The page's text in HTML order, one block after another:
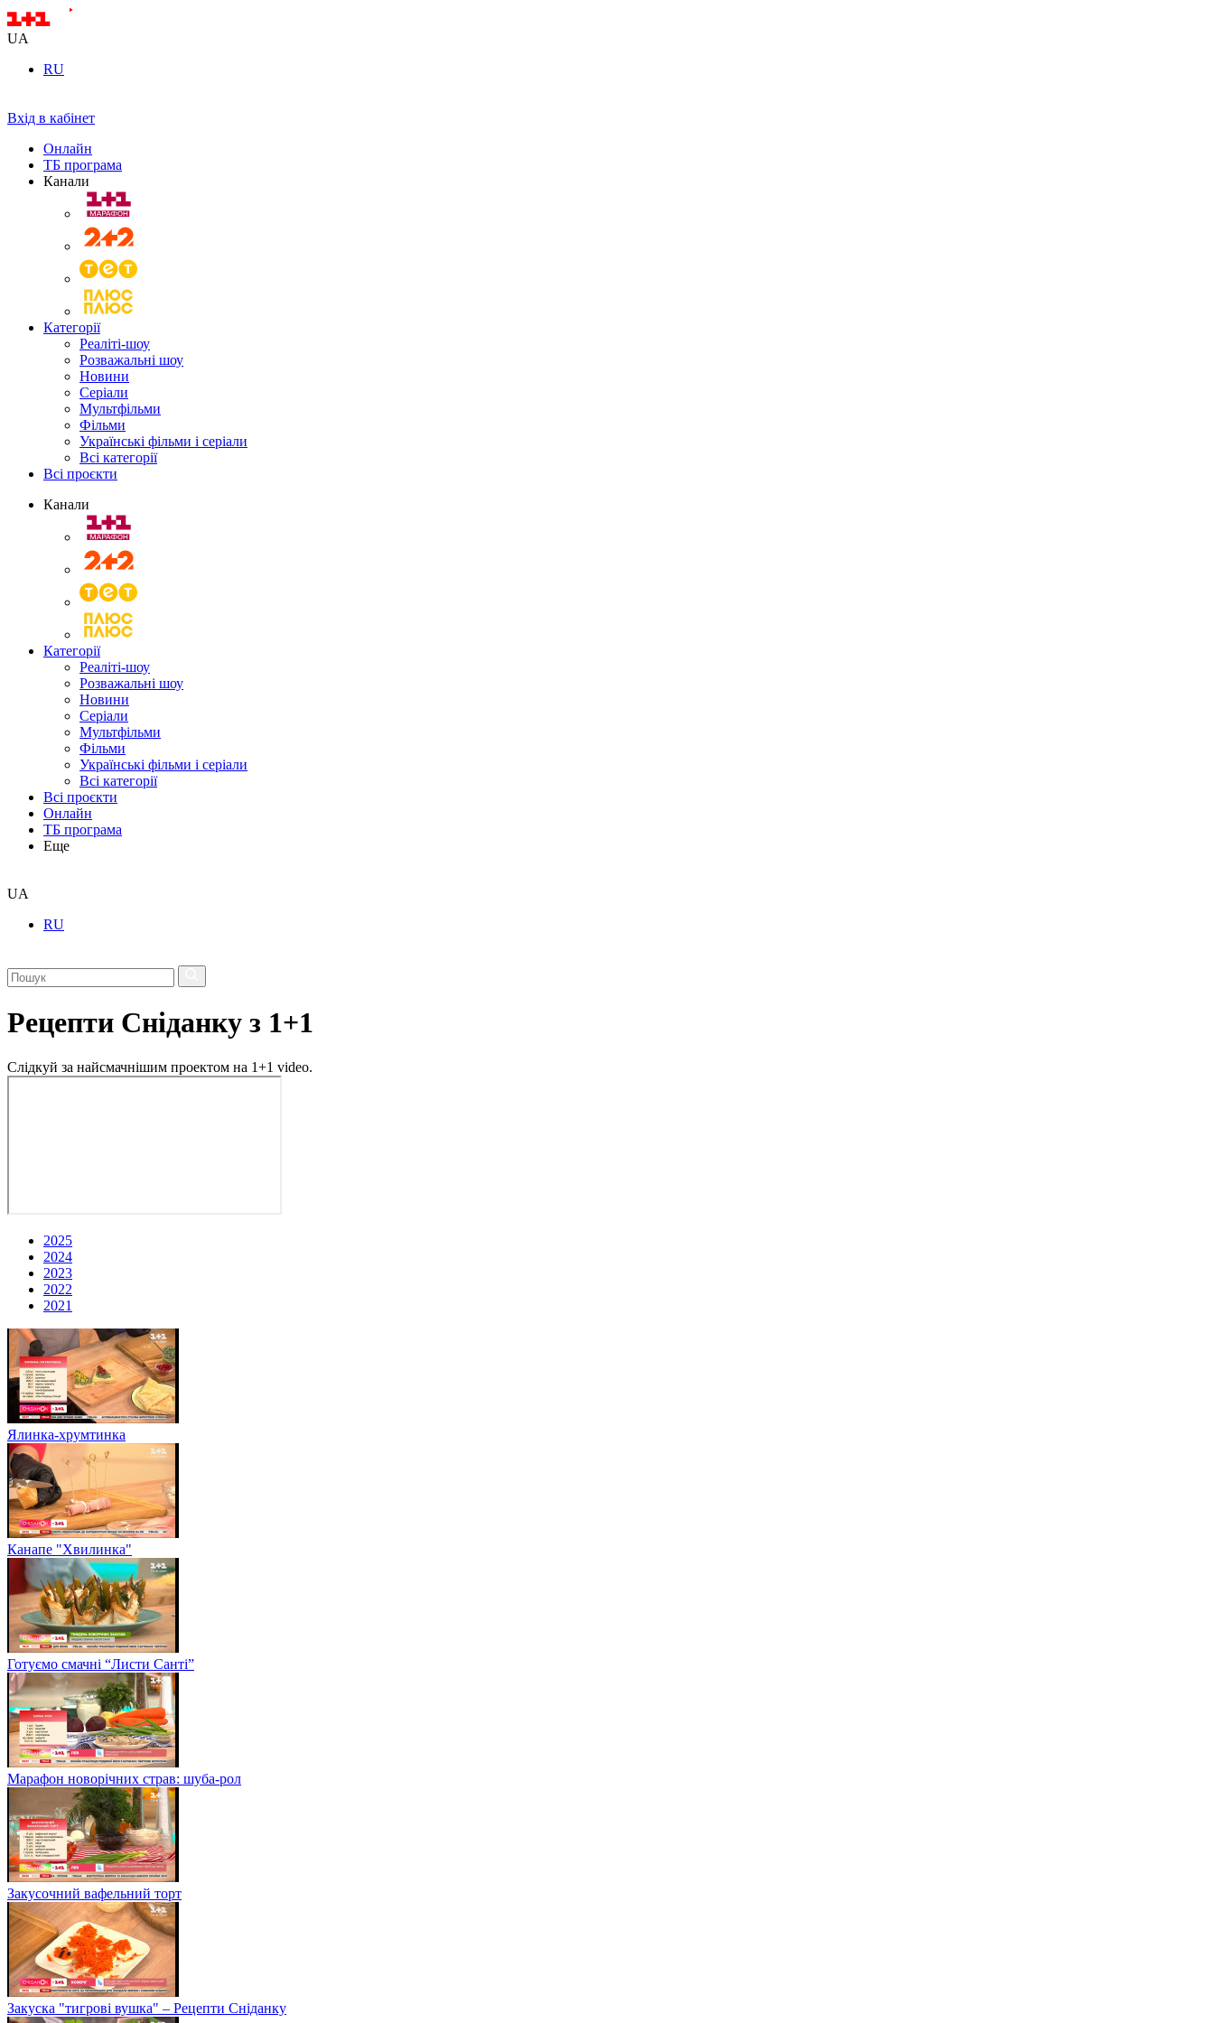
UA
RU
Вхід в кабінет
Онлайн
ТБ програма
Канали
Категорії
Реаліті-шоу
Розважальні шоу
Новини
Серіали
Мультфільми
Фільми
Українські фільми і серіали
Всі категорії
Всі проєкти
Канали
Категорії
Реаліті-шоу
Розважальні шоу
Новини
Серіали
Мультфільми
Фільми
Українські фільми і серіали
Всі категорії
Всі проєкти
Онлайн
ТБ програма
Еще
UA
RU
Рецепти Сніданку з 1+1
Слідкуй за найсмачнішим проектом на 1+1 video.
2025
2024
2023
2022
2021
Ялинка-хрумтинка
Канапе "Хвилинка"
Готуємо смачні “Листи Санті”
Марафон новорічних страв: шуба-рол
Закусочний вафельний торт
Закуска "тигрові вушка" – Рецепти Сніданку